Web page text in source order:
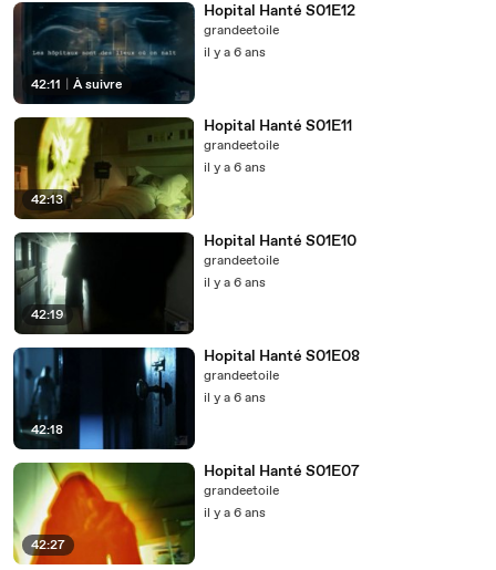
42:11 À suivre
Hopital Hanté S01E12
grandeetoile
il y a 6 ans
42:13
Hopital Hanté S01E11
grandeetoile
il y a 6 ans
42:19
Hopital Hanté S01E10
grandeetoile
il y a 6 ans
42:18
Hopital Hanté S01E08
grandeetoile
il y a 6 ans
42:27
Hopital Hanté S01E07
grandeetoile
il y a 6 ans